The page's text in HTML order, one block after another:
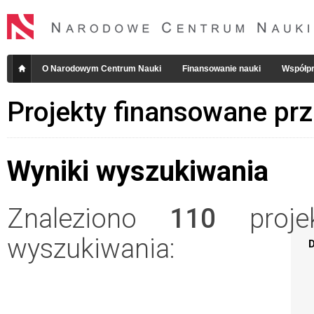
O Narodowym Centrum Nauki Finansowanie nauki
Projekty finansowane
Wyniki wyszukiwania
Znaleziono 110
wyszukiwania: